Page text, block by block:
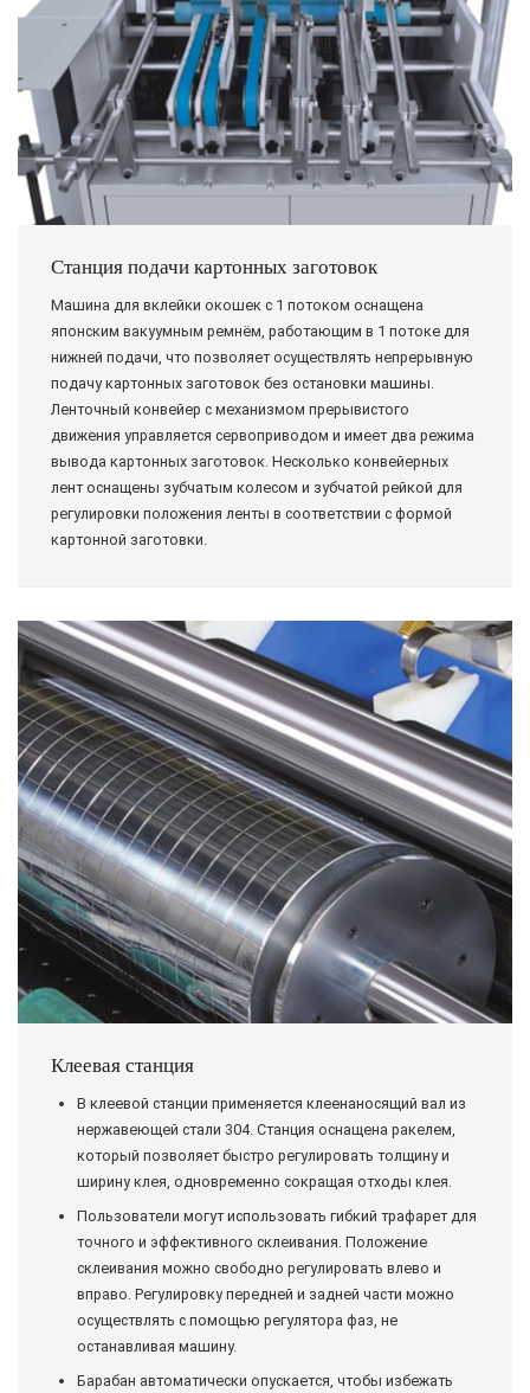
Станция подачи картонных заготовок
Машина для вклейки окошек c 1 потоком оснащена
японским вакуумным ремнём, работающим в 1 потоке для
нижней подачи, что позволяет осуществлять непрерывную
подачу картонных заготовок без остановки машины.
Ленточный конвейер с механизмом прерывистого
движения управляется сервоприводом и имеет два режима
вывода картонных заготовок. Несколько конвейерных
лент оснащены зубчатым колесом и зубчатой рейкой для
регулировки положения ленты в соответствии с формой
картонной заготовки.
Клеевая станция
В клеевой станции применяется клеенаносящий вал из
нержавеющей стали 304. Станция оснащена ракелем,
который позволяет быстро регулировать толщину и
ширину клея, одновременно сокращая отходы клея.
Пользователи могут использовать гибкий трафарет для
точного и эффективного склеивания. Положение
склеивания можно свободно регулировать влево и
вправо. Регулировку передней и задней части можно
осуществлять с помощью регулятора фаз, не
останавливая машину.
Барабан автоматически опускается, чтобы избежать